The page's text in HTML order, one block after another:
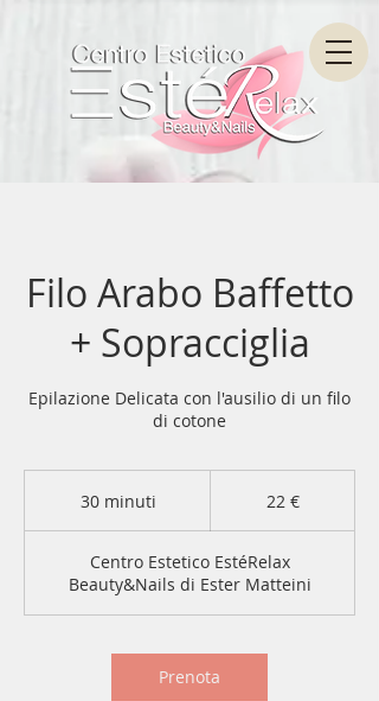
Filo Arabo Baffetto
+ Sopracciglia
Epilazione Delicata con l'ausilio di un filo
di cotone
30 minuti
i
n
u
i
22 €
Centro Estetico EstéRelax
Beauty&Nails di Ester Matteini
Prenota